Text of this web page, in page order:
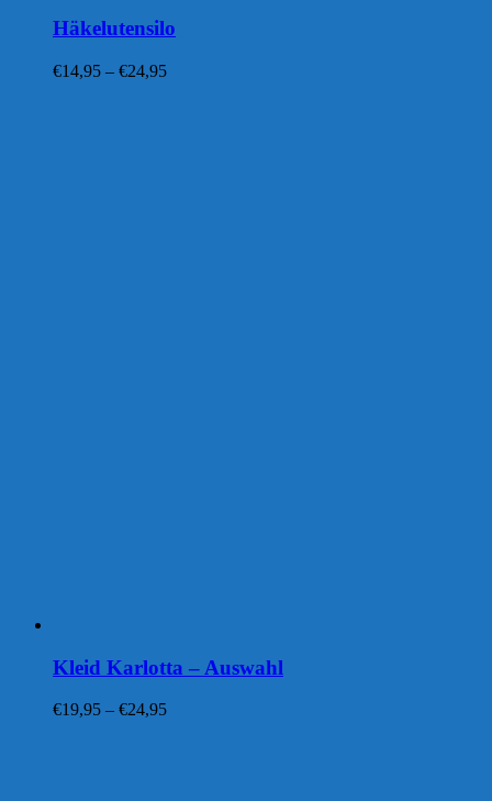
Häkelutensilo
€14,95 – €24,95Preisspanne:
Kleid Karlotta – Auswahl
€19,95 – €24,95Preisspanne: